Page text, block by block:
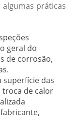
práticas
geral do
de corrosão,
superfície das
de calor